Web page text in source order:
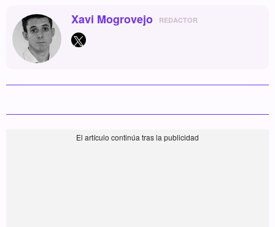
Xavi Mogrovejo REDACTOR